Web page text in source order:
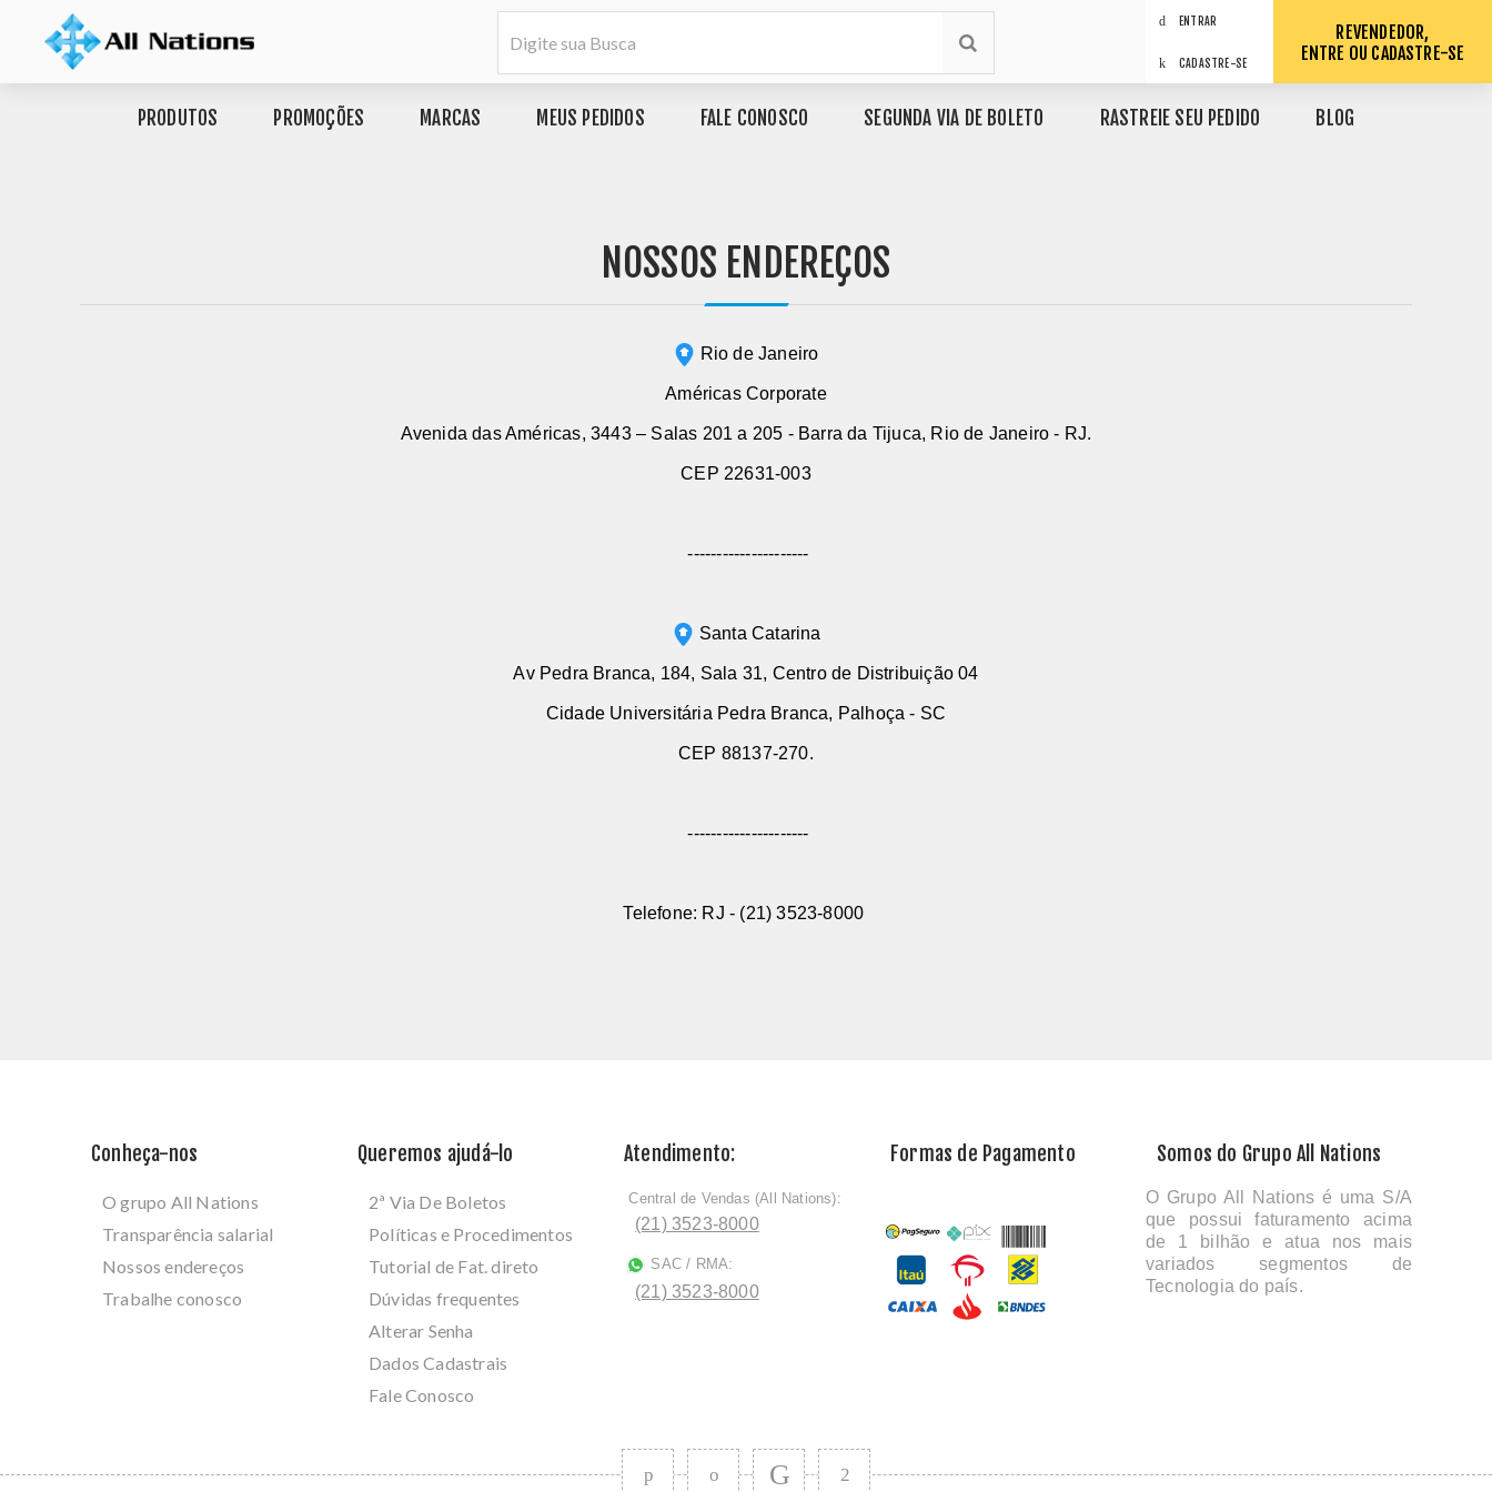
ENTRAR
CADASTRE-SE
REVENDEDOR,
ENTRE OU CADASTRE-SE
PRODUTOS PROMOÇÕES MARCAS MEUS PEDIDOS FALE CONOSCO SEGUNDA VIA DE BOLETO RASTREIE SEU PEDIDO BLOG
NOSSOS ENDEREÇOS
Rio de Janeiro
Américas Corporate
Avenida das Américas, 3443 – Salas 201 a 205 - Barra da Tijuca, Rio de Janeiro - RJ.
CEP 22631-003
---------------------
Santa Catarina
Av Pedra Branca, 184, Sala 31, Centro de Distribuição 04
Cidade Universitária Pedra Branca, Palhoça - SC
CEP 88137-270.
---------------------
Telefone: RJ - (21) 3523-8000
Conheça-nos
O grupo All Nations
Transparência salarial
Nossos endereços
Trabalhe conosco
Queremos ajudá-lo
2ª Via De Boletos
Políticas e Procedimentos
Tutorial de Fat. direto
Dúvidas frequentes
Alterar Senha
Dados Cadastrais
Fale Conosco
Atendimento:
ﾠCentral de Vendas (All Nations):
(21) 3523-8000
SAC / RMA:
(21) 3523-8000
Formas de Pagamento Somos do Grupo All Nations
O Grupo All Nations é uma S/A
que possui faturamento acima
de 1 bilhão e atua nos mais
variados segmentos de
Tecnologia do país.